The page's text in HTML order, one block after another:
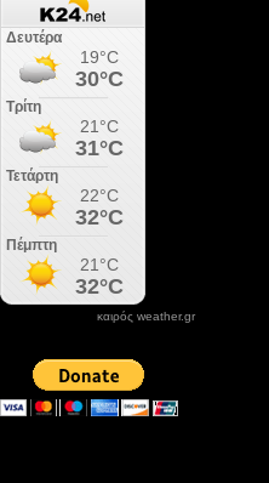
καιρός weather.gr